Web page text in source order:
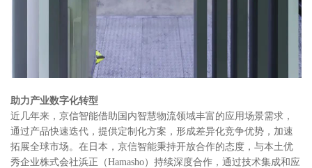
助力产业数字化转型
近几年来，京信智能借助国内智慧物流领域丰富的应用场景需求，
通过产品快速迭代，提供定制化方案，形成差异化竞争优势，加速
拓展全球市场。在日本，京信智能秉持开放合作的态度，与本土优
秀企业株式会社浜正（Hamasho）持续深度合作，通过技术集成和应